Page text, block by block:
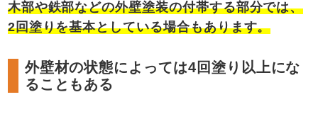
木部や鉄部などの外壁塗装の付帯する部分では、
2回塗りを基本としている場合もあります。
外壁材の状態によっては4回塗り以上にな
ることもある